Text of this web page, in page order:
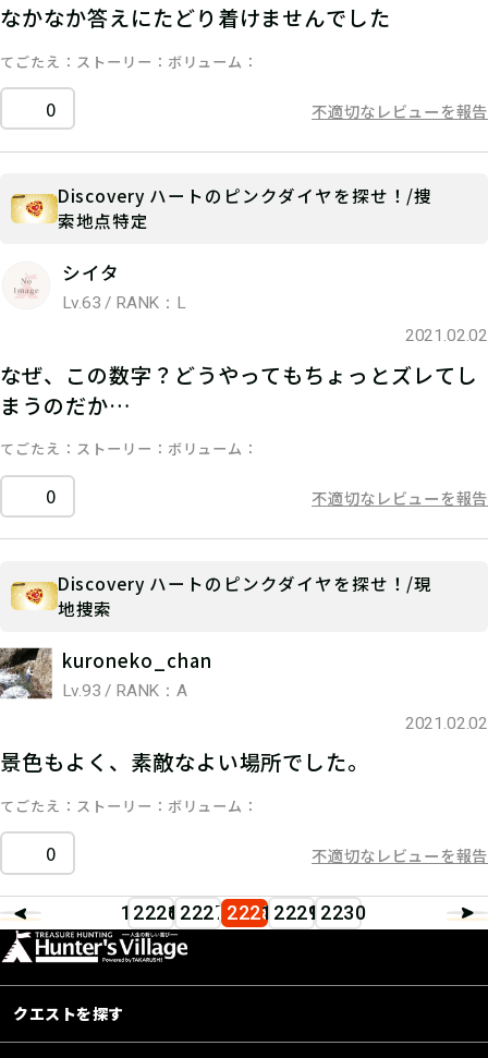
なかなか答えにたどり着けませんでした
てごたえ ストーリー ボリューム
0 不適切なレビューを報告
Discovery ハートのピンクダイヤを探せ！/捜
索地点特定
シイタ
Lv.63 / RANK：L
2021.02.02
なぜ、この数字？どうやってもちょっとズレてし
まうのだか…
てごたえ ストーリー ボリューム
0 不適切なレビューを報告
Discovery ハートのピンクダイヤを探せ！/現
地捜索
kuroneko_chan
Lv.93 / RANK：A
2021.02.02
景色もよく、素敵なよい場所でした。
てごたえ ストーリー ボリューム
0 不適切なレビューを報告
1222612227122281222912230
クエストを探す